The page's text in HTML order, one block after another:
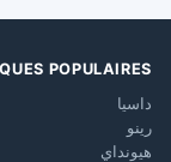
POPULAIRES
داسيا
رينو
هيونداي